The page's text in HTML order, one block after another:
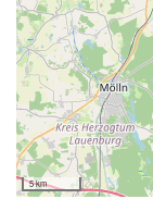
5 km